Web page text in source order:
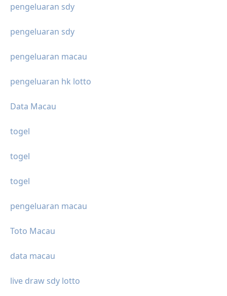
pengeluaran sdy
pengeluaran sdy
pengeluaran macau
pengeluaran hk lotto
Data Macau
togel
togel
togel
pengeluaran macau
Toto Macau
data macau
live draw sdy lotto